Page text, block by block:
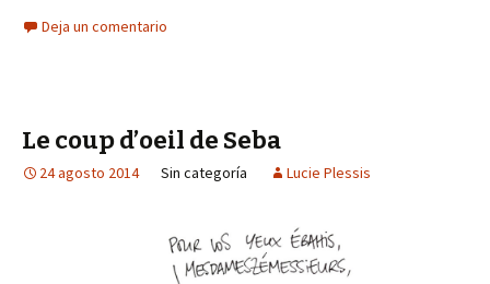
Deja un comentario
Le coup d’oeil de Seba
24 agosto 2014 Sin categoría Lucie Plessis